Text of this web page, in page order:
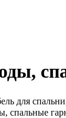
для
спальные